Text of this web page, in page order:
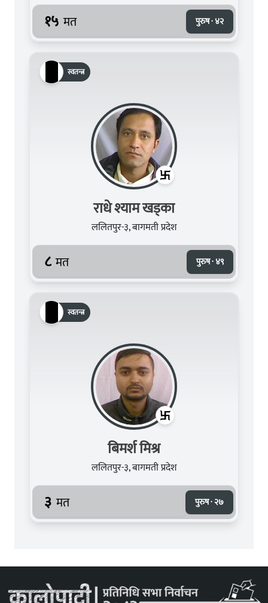
१५ मत पुरुष · ४२
स्वतन्त्र
राधे श्याम खड्का
ललितपुर-३, बागमती प्रदेश
८ मत पुरुष · ४९
स्वतन्त्र
बिमर्श मिश्र
ललितपुर-३, बागमती प्रदेश
३ मत पुरुष · २७